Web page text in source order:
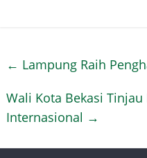
← Lampung Raih
Wali Kota Bekasi
Internasional →